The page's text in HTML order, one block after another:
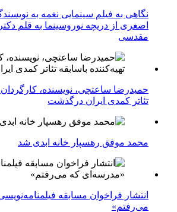
نگاهی به فیلم سینمایی نغمه به
اصغری از دریچه نوروسینما به قلم
مقدسی
حمیدرضا ساعتچی، نویسنده، کارگردان
تئاتر کمدی ایران درگذشت
محمد موفق رهسپار خانه ابدی شد
انتشار فراخوان مسابقه
می‌رفتم»